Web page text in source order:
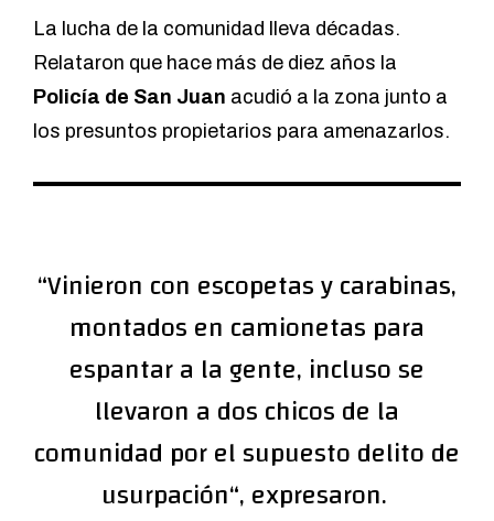
La lucha de la comunidad lleva décadas.
Relataron que hace más de diez años la
Policía de San Juan acudió a la zona junto a
los presuntos propietarios para amenazarlos.
“Vinieron con escopetas y carabinas,
montados en camionetas para
espantar a la gente, incluso se
llevaron a dos chicos de la
comunidad por el supuesto delito de
usurpación“, expresaron.